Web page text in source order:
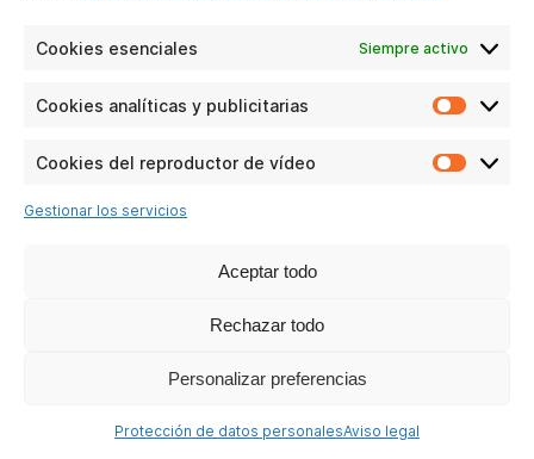
Cookies esenciales Siempre activo
Cookies analíticas y publicitarias
Cookies del reproductor de vídeo
Gestionar los servicios
Aceptar todo
Rechazar todo
Personalizar preferencias
Protección de datos personalesAviso legal
SP2502